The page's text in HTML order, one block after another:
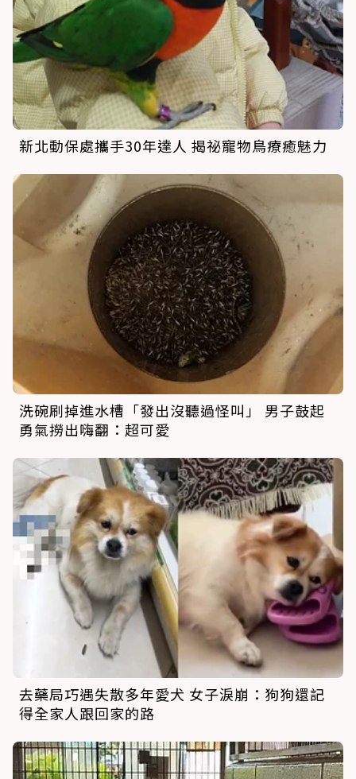
新北動保處攜手30年達人 揭祕寵物鳥療癒魅力
洗碗刷掉進水槽「發出沒聽過怪叫」 男子鼓起
勇氣撈出嗨翻：超可愛
去藥局巧遇失散多年愛犬 女子淚崩：狗狗還記
得全家人跟回家的路